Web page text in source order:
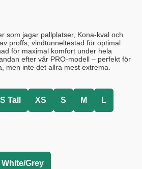
som jagar pallplatser, Kona-kval och
proffs, vindtunneltestad för optimal
för maximal komfort under hela
efter vår PRO-modell – perfekt för
men inte det allra mest extrema.
S Tall XS S M L
White/Grey